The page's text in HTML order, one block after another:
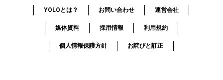
YOLOとは？ お問い合わせ 運営会社
媒体資料 採用情報 利用規約
個人情報保護方針 お詫びと訂正